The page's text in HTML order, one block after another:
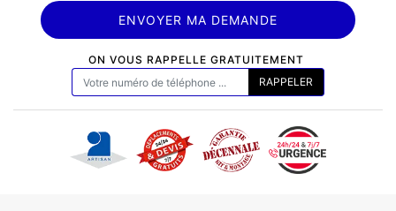
ON VOUS RAPPELLE GRATUITEMENT